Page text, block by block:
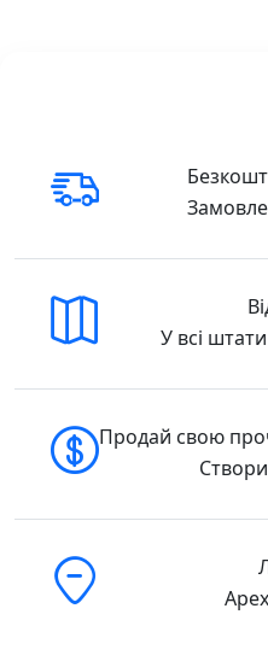
У всі
Продай свою